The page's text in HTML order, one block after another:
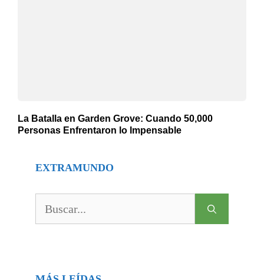
La Batalla en Garden Grove: Cuando 50,000
Personas Enfrentaron lo Impensable
EXTRAMUNDO